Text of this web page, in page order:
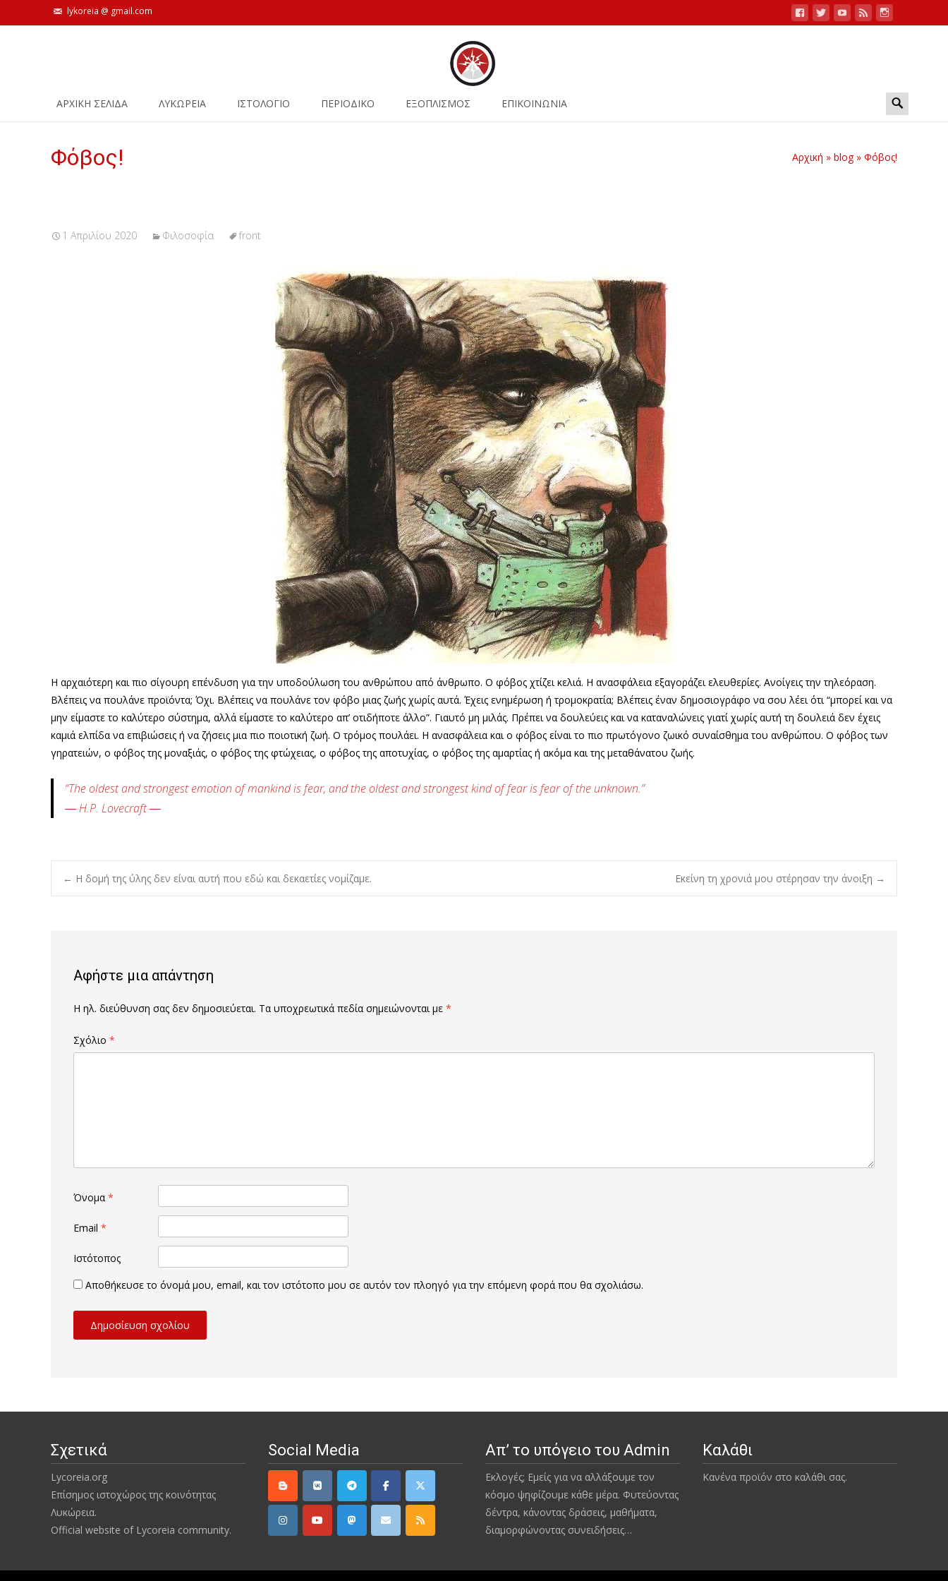
lykoreia @ gmail.com
ΑΡΧΙΚΗ ΣΕΛΙΔΑ ΛΥΚΩΡΕΙΑ ΙΣΤΟΛΌΓΙΟ ΠΕΡΙΟΔΙΚΟ ΕΞΟΠΛΙΣΜΟΣ ΕΠΙΚΟΙΝΩΝΙΑ
Search
for:
Φόβος! Αρχική » blog » Φόβος!
1 Απριλίου 2020 Φιλοσοφία front
Η αρχαιότερη και πιο σίγουρη επένδυση για την υποδούλωση του ανθρώπου από άνθρωπο. Ο φόβος χτίζει κελιά. Η ανασφάλεια εξαγοράζει ελευθερίες. Ανοίγεις την τηλεόραση.
Βλέπεις να πουλάνε προϊόντα; Όχι. Βλέπεις να πουλάνε τον φόβο μιας ζωής χωρίς αυτά. Έχεις ενημέρωση ή τρομοκρατία; Βλέπεις έναν δημοσιογράφο να σου λέει ότι “μπορεί και να
μην είμαστε το καλύτερο σύστημα, αλλά είμαστε το καλύτερο απ’ οτιδήποτε άλλο”. Γιαυτό μη μιλάς. Πρέπει να δουλεύεις και να καταναλώνεις γιατί χωρίς αυτή τη δουλειά δεν έχεις
καμιά ελπίδα να επιβιώσεις ή να ζήσεις μια πιο ποιοτική ζωή. Ο τρόμος πουλάει. Η ανασφάλεια και ο φόβος είναι το πιο πρωτόγονο ζωικό συναίσθημα του ανθρώπου. Ο φόβος των
γηρατειών, ο φόβος της μοναξιάς, ο φόβος της φτώχειας, ο φόβος της αποτυχίας, ο φόβος της αμαρτίας ή ακόμα και της μεταθάνατου ζωής.
“The oldest and strongest emotion of mankind is fear, and the oldest and strongest kind of fear is fear of the unknown.”
― H.P. Lovecraft ―
Post
← Η δομή της ύλης δεν είναι αυτή που εδώ και δεκαετίες νομίζαμε. Εκείνη τη χρονιά μου στέρησαν την άνοιξη →
Αφήστε μια απάντηση
Η ηλ. διεύθυνση σας δεν δημοσιεύεται. Τα υποχρεωτικά πεδία σημειώνονται με *
Σχόλιο *
Όνομα *
Email *
Ιστότοπος
Αποθήκευσε το όνομά μου, email, και τον ιστότοπο μου σε αυτόν τον πλοηγό για την επόμενη φορά που θα σχολιάσω.
Σχετικά
Lycoreia.org
Επίσημος ιστοχώρος της κοινότητας
Λυκώρεια.
Official website of Lycoreia community.
Social Media Απ’ το υπόγειο του Admin
Εκλογές; Εμείς για να αλλάξουμε τον
κόσμο ψηφίζουμε κάθε μέρα. Φυτεύοντας
δέντρα, κάνοντας δράσεις, μαθήματα,
διαμορφώνοντας συνειδήσεις…
Καλάθι
Κανένα προϊόν στο καλάθι σας.